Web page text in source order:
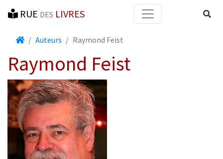
RUE DES LIVRES
AccueilAuteurs Raymond Feist
Raymond Feist